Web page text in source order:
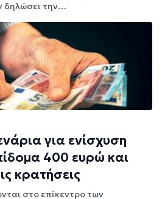
δηλώσει την…
για ενίσχυση
400 ευρώ και
κρατήσεις
στο επίκεντρο των